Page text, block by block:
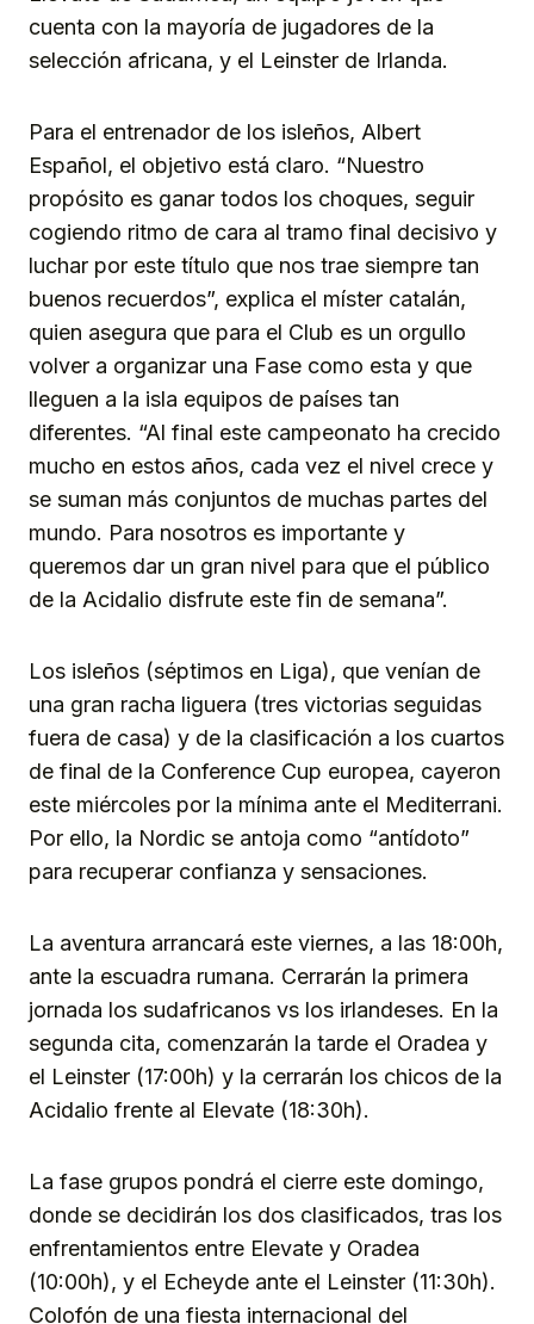
cuenta con la mayoría de jugadores de la
selección africana, y el Leinster de Irlanda.
Para el entrenador de los isleños, Albert
Español, el objetivo está claro. “Nuestro
propósito es ganar todos los choques, seguir
cogiendo ritmo de cara al tramo final decisivo y
luchar por este título que nos trae siempre tan
buenos recuerdos”, explica el míster catalán,
quien asegura que para el Club es un orgullo
volver a organizar una Fase como esta y que
lleguen a la isla equipos de países tan
diferentes. “Al final este campeonato ha crecido
mucho en estos años, cada vez el nivel crece y
se suman más conjuntos de muchas partes del
mundo. Para nosotros es importante y
queremos dar un gran nivel para que el público
de la Acidalio disfrute este fin de semana”.
Los isleños (séptimos en Liga), que venían de
una gran racha liguera (tres victorias seguidas
fuera de casa) y de la clasificación a los cuartos
de final de la Conference Cup europea, cayeron
este miércoles por la mínima ante el Mediterrani.
Por ello, la Nordic se antoja como “antídoto”
para recuperar confianza y sensaciones.
La aventura arrancará este viernes, a las 18:00h,
ante la escuadra rumana. Cerrarán la primera
jornada los sudafricanos vs los irlandeses. En la
segunda cita, comenzarán la tarde el Oradea y
el Leinster (17:00h) y la cerrarán los chicos de la
Acidalio frente al Elevate (18:30h).
La fase grupos pondrá el cierre este domingo,
donde se decidirán los dos clasificados, tras los
enfrentamientos entre Elevate y Oradea
(10:00h), y el Echeyde ante el Leinster (11:30h).
Colofón de una fiesta internacional del